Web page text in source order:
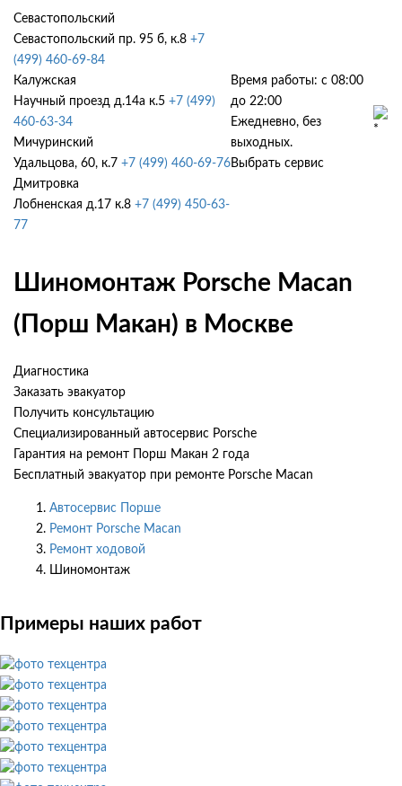
Севастопольский
Севастопольский пр. 95 б, к.8 +7
(499) 460-69-84
Калужская
Научный проезд д.14а к.5 +7 (499)
460-63-34
Мичуринский
Удальцова, 60, к.7 +7 (499) 460-69-76
Дмитровка
Лобненская д.17 к.8 +7 (499) 450-63-
77
Время работы: с 08:00
до 22:00
Ежедневно, без
выходных.
Выбрать сервис
Шиномонтаж Porsche Macan
(Порш Макан) в Москве
Диагностика
Заказать эвакуатор
Получить консультацию
Специализированный автосервис Porsche
Гарантия на ремонт Порш Макан 2 года
Бесплатный эвакуатор при ремонте Porsche Macan
Автосервис Порше
Ремонт Porsche Macan
Ремонт ходовой
Шиномонтаж
Примеры наших работ